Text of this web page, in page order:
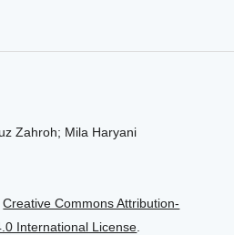
Zahroh; Mila Haryani
Creative Commons Attribution-
International License